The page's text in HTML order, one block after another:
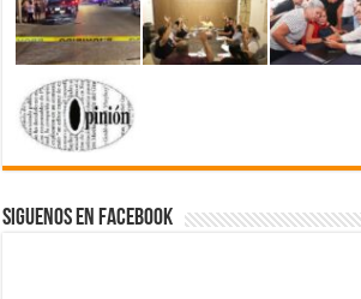
Siguenos en Facebook